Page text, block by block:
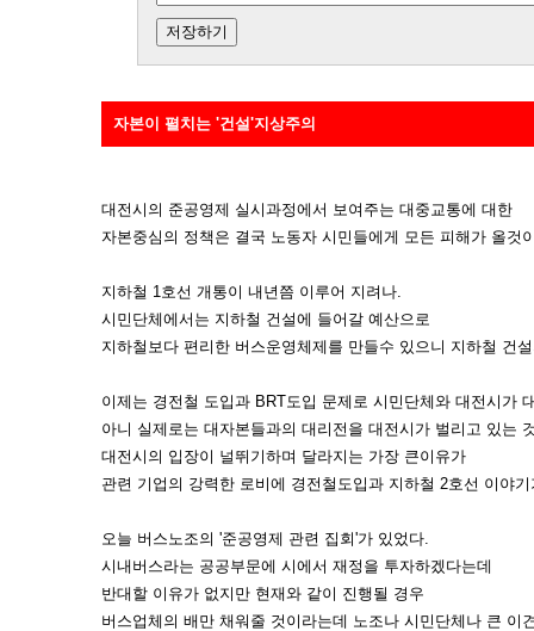
자본이 펼치는 '건설'지상주의
대전시의 준공영제 실시과정에서 보여주는 대중교통에 대한
자본중심의 정책은 결국 노동자 시민들에게 모든 피해가 올것
지하철 1호선 개통이 내년쯤 이루어 지려나.
시민단체에서는 지하철 건설에 들어갈 예산으로
지하철보다 편리한 버스운영체제를 만들수 있으니 지하철 건
이제는 경전철 도입과 BRT도입 문제로 시민단체와 대전시가
아니 실제로는 대자본들과의 대리전을 대전시가 벌리고 있는
대전시의 입장이 널뛰기하며 달라지는 가장 큰이유가
관련 기업의 강력한 로비에 경전철도입과 지하철 2호선 이야
오늘 버스노조의 '준공영제 관련 집회'가 있었다.
시내버스라는 공공부문에 시에서 재정을 투자하겠다는데
반대할 이유가 없지만 현재와 같이 진행될 경우
버스업체의 배만 채워줄 것이라는데 노조나 시민단체나 큰 이